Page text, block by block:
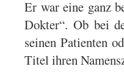
Er war eine ganz
Dokter“. Ob bei
seinen Patienten
Titel ihren